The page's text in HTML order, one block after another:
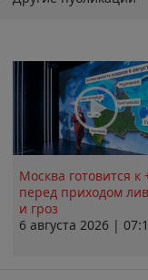
Москва готовится к
перед приходом
и гроз
6 августа 2026 |